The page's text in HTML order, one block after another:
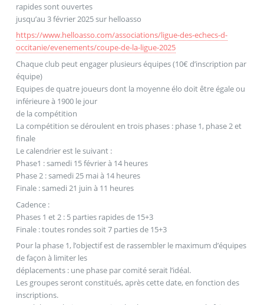
rapides sont ouvertes
jusqu’au 3 février 2025 sur helloasso
https://www.helloasso.com/associations/ligue-des-echecs-d-
occitanie/evenements/coupe-de-la-ligue-2025
Chaque club peut engager plusieurs équipes (10€ d’inscription par
équipe)
Equipes de quatre joueurs dont la moyenne élo doit être égale ou
inférieure à 1900 le jour
de la compétition
La compétition se déroulent en trois phases : phase 1, phase 2 et
finale
Le calendrier est le suivant :
Phase1 : samedi 15 février à 14 heures
Phase 2 : samedi 25 mai à 14 heures
Finale : samedi 21 juin à 11 heures
Cadence :
Phases 1 et 2 : 5 parties rapides de 15+3
Finale : toutes rondes soit 7 parties de 15+3
Pour la phase 1, l’objectif est de rassembler le maximum d’équipes
de façon à limiter les
déplacements : une phase par comité serait l’idéal.
Les groupes seront constitués, après cette date, en fonction des
inscriptions.